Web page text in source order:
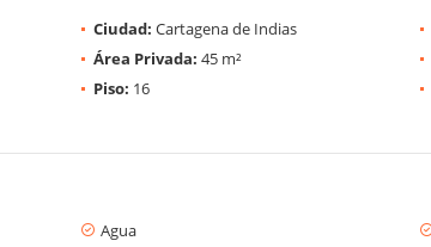
Ciudad: Cartagena de Indias
Área Privada: 45 m²
Piso: 16
Agua